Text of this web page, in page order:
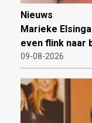
Nieuws
Marieke
even flink naar
09-08-2026